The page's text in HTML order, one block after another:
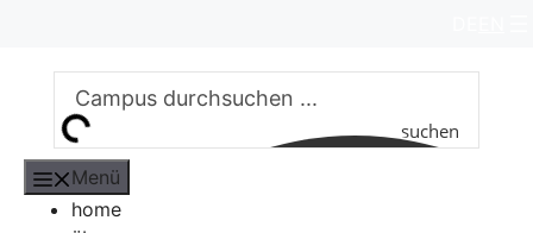
springen
suchen
Menü
home